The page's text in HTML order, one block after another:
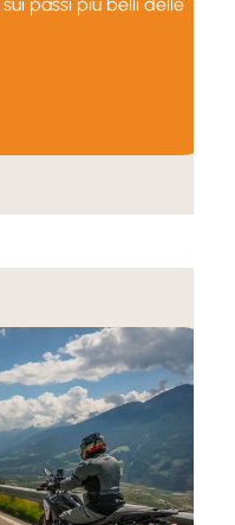
sui passi più belli delle